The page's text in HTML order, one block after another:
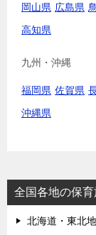
岡山県 広島県
高知県
九州・沖縄
福岡県 佐賀県
沖縄県
全国各地の保
北海道・東北